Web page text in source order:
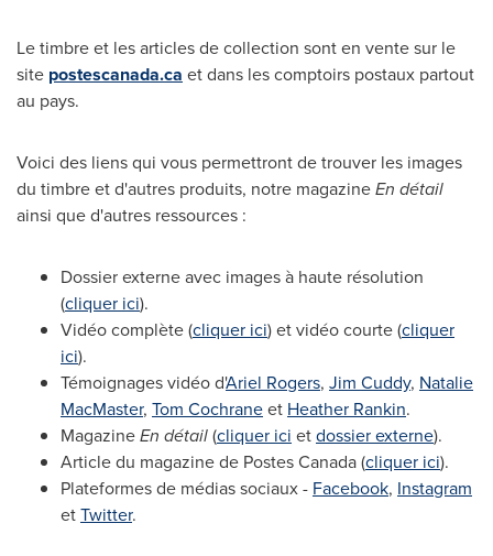
Le timbre et les articles de collection sont en vente sur le
site postescanada.ca et dans les comptoirs postaux partout
au pays.
Voici des liens qui vous permettront de trouver les images
du timbre et d'autres produits, notre magazineEn détail
ainsi que d'autres ressources :
Dossier externe avec images à haute résolution
(cliquer ici).
Vidéo complète (cliquer ici) et vidéo courte (cliquer
ici).
Témoignages vidéo d'Ariel Rogers, Jim Cuddy, Natalie
MacMaster, Tom Cochraneet Heather Rankin.
MagazineEn détail(cliquer ici etdossier externe).
Article du magazine de Postes Canada (cliquer ici).
Plateformes de médias sociaux - Facebook, Instagram
etTwitter.